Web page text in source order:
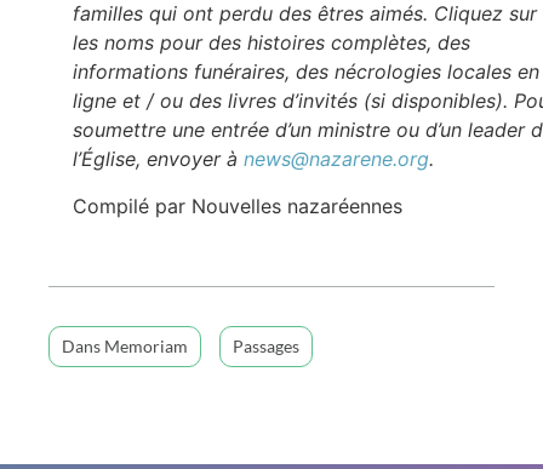
familles qui ont perdu des êtres aimés. Cliquez sur
les noms pour des histoires complètes, des
informations funéraires, des nécrologies locales en
ligne et / ou des livres d’invités (si disponibles).
soumettre une entrée d’un ministre ou d’un leader
l’Église, envoyer à news@nazarene.org.
Compilé par Nouvelles nazaréennes
Dans Memoriam Passages